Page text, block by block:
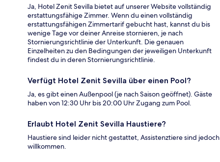
Ja, Hotel Zenit Sevilla bietet auf unserer Website vollständig
erstattungsfähige Zimmer. Wenn du einen vollständig
erstattungsfähigen Zimmertarif gebucht hast, kannst du bis
wenige Tage vor deiner Anreise stornieren, je nach
Stornierungsrichtlinie der Unterkunft. Die genauen
Einzelheiten zu den Bedingungen der jeweiligen Unterkunft
findest du in deren Stornierungsrichtlinie.
Verfügt Hotel Zenit Sevilla über einen Pool?
Ja, es gibt einen Außenpool (je nach Saison geöffnet). Gäste
haben von 12:30 Uhr bis 20:00 Uhr Zugang zum Pool.
Erlaubt Hotel Zenit Sevilla Haustiere?
Haustiere sind leider nicht gestattet, Assistenztiere sind jedoch
willkommen.